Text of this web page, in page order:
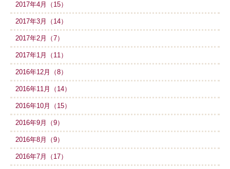
2017年4月（15）
2017年3月（14）
2017年2月（7）
2017年1月（11）
2016年12月（8）
2016年11月（14）
2016年10月（15）
2016年9月（9）
2016年8月（9）
2016年7月（17）